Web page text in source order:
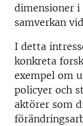
dimensioner
samverkan
I detta
konkreta
exempel om
policyer och
aktörer som